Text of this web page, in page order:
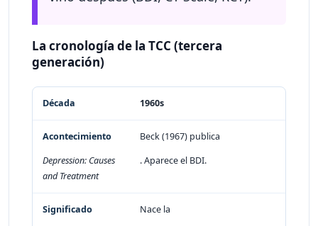
La cronología de la TCC (tercera
generación)
Década Acontecimiento
1960s
Beck (1967) publica
Depression: Causes
and Treatment
. Aparece el BDI.
Nace la